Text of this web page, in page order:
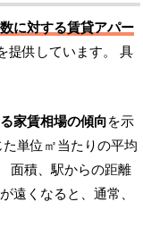
に対する賃貸アパー
提供しています。 具
家賃相場の傾向を示
単位㎡当たりの平均
面積、駅からの距離
遠くなると、通常、